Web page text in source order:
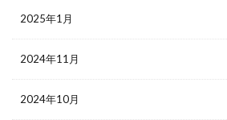
2025年1月
2024年11月
2024年10月